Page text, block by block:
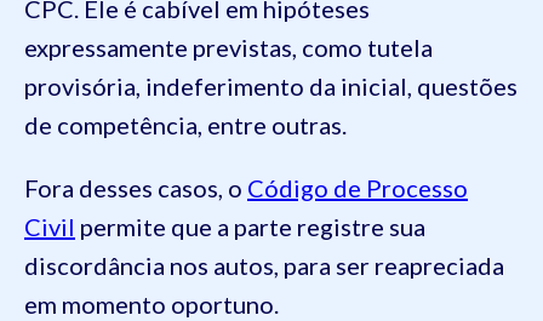
CPC. Ele é cabível em hipóteses
expressamente previstas, como tutela
provisória, indeferimento da inicial, questões
de competência, entre outras.
Fora desses casos, o Código de Processo
Civil permite que a parte registre sua
discordância nos autos, para ser reapreciada
em momento oportuno.